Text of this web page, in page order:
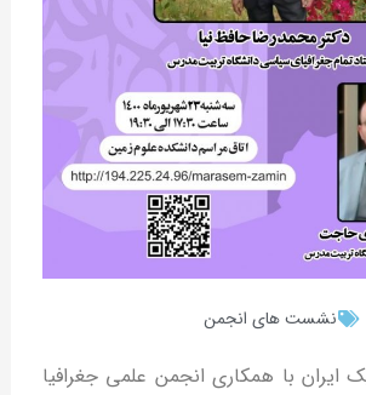
نشست های انجمن
ایران با همکاری انجمن علمی جغرافیا